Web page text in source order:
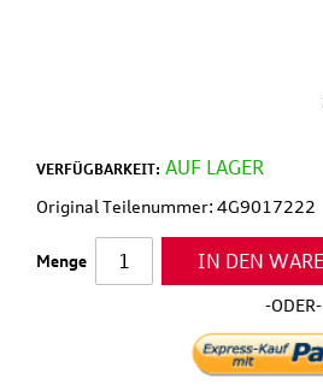
VERFÜGBARKEIT: AUF LAGER
Original Teilenummer: 4G9017222
Menge IN DEN
-ODER-